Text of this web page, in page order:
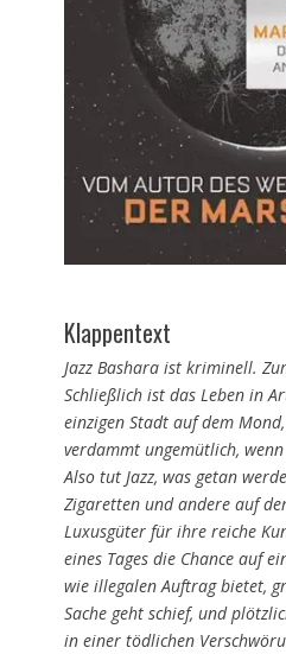
Klappentext
Jazz Bashara ist kriminell.
Schließlich ist das Leben in
einzigen Stadt auf dem
verdammt ungemütlich,
Also tut Jazz, was getan
Zigaretten und andere auf
Luxusgüter für ihre reiche
eines Tages die Chance auf
wie illegalen Auftrag bietet,
Sache geht schief, und
in einer tödlichen